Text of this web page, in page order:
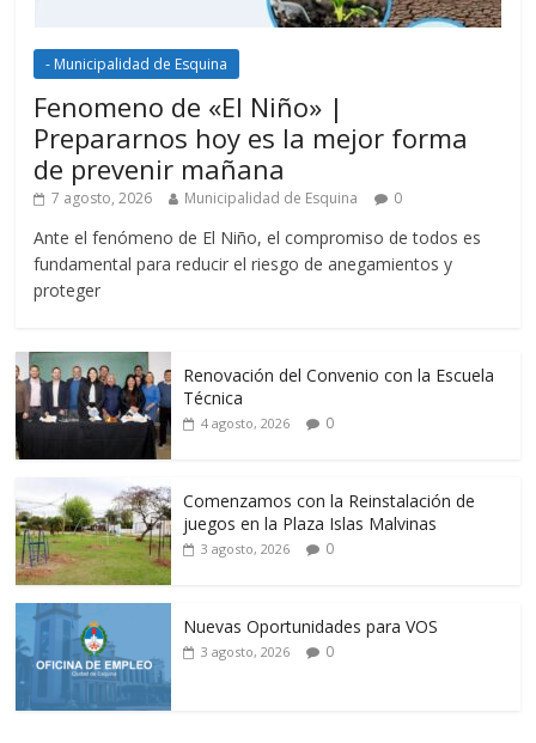
- Municipalidad de Esquina
Fenomeno de «El Niño» |
Prepararnos hoy es la mejor forma
de prevenir mañana
7 agosto, 2026 Municipalidad de Esquina 0
Ante el fenómeno de El Niño, el compromiso de todos es
fundamental para reducir el riesgo de anegamientos y
proteger
Renovación del Convenio con la Escuela
Técnica
4 agosto, 2026 0
Comenzamos con la Reinstalación de
juegos en la Plaza Islas Malvinas
3 agosto, 2026 0
Nuevas Oportunidades para VOS
3 agosto, 2026 0